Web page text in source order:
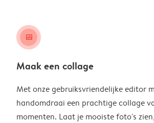
image_placeholder
Maak een collage
Met onze gebruiksvriendelijke editor
handomdraai een prachtige collage
momenten. Laat je mooiste foto's